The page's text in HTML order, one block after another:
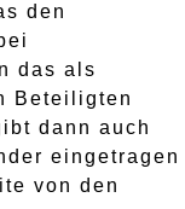
den
das als
Beteiligten
dann auch
eingetragen
von den